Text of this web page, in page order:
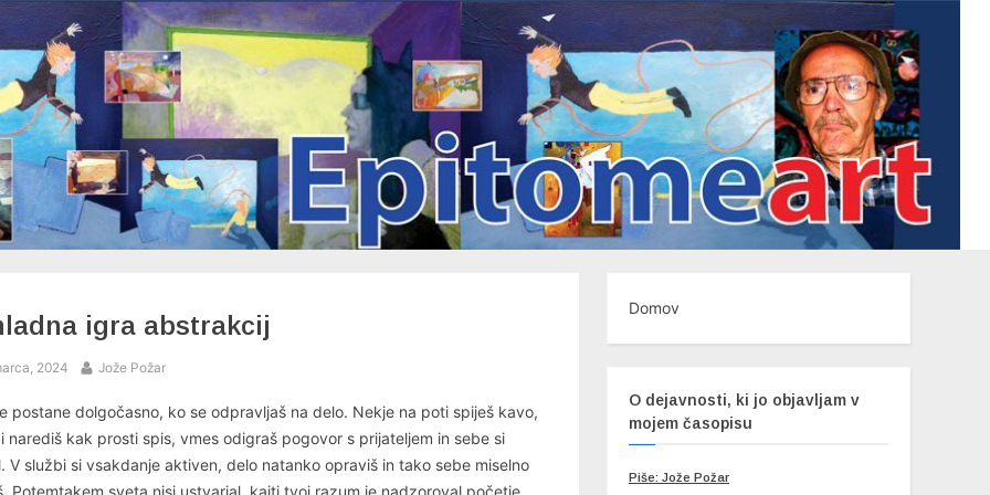
igra abstrakcij
2024 By
Jože Požar
postane dolgočasno, ko se odpravljaš na delo. Nekje na poti spiješ kavo,
narediš kak prosti spis, vmes odigraš pogovor s prijateljem in sebe si
V službi si vsakdanje aktiven, delo natanko opraviš in tako sebe miselno
Potemtakem sveta nisi ustvarjal, kajti tvoj razum je nadzoroval početje
Domov
O dejavnosti, ki jo objavljam v
mojem časopisu
Piše: Jože Požar